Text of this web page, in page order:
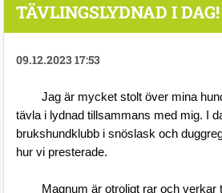
TÄVLINGSLYDNAD I DAG!
09.12.2023 17:53
tävla i lydnad tillsammans med mig. I
brukshundklubb i snöslask och
hur vi presterade.